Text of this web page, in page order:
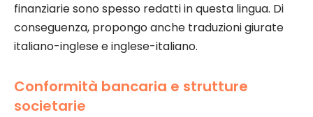
finanziarie sono spesso redatti in questa lingua. Di
conseguenza, propongo anche traduzioni giurate
italiano-inglese e inglese-italiano.
Conformità bancaria e strutture
societarie